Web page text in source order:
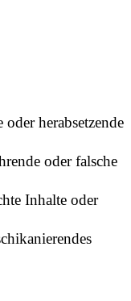
herabsetzende
oder falsche
Inhalte oder